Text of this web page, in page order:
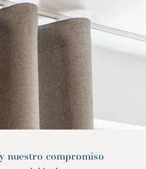
nuestro compromiso